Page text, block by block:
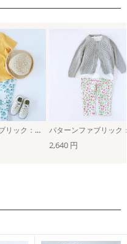
パターンファブリック：ゆるテーパードパンツ（fish! fish! fish!）
2,640 円